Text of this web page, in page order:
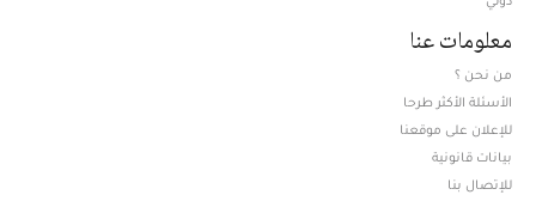
معلومات عنا
من نحن ؟
الأسئلة الأكثر طرحا
للإعلان على موقعنا
بيانات قانونية
للإتصال بنا